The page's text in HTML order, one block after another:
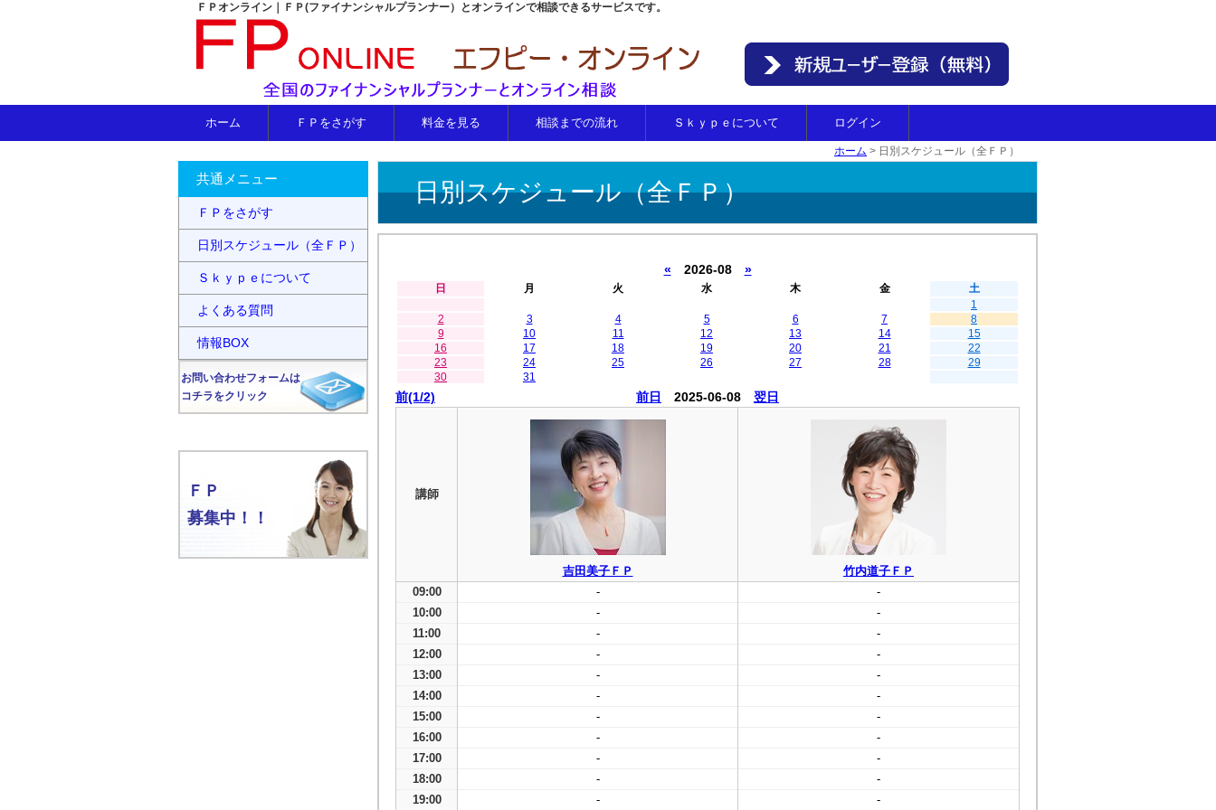
ＦＰオンライン｜ＦＰ(ファイナンシャルプランナー）とオンラインで相談できるサービスです。
ホーム ＦＰをさがす 料金を見る 相談までの流れ Ｓｋｙｐｅについて ログイン
ホーム > 日別スケジュール（全ＦＰ）
日別スケジュール（全ＦＰ）
« 2026-08 »
日 月 火 水 木 金
土
1
2
3 4 5 6 7
8
9
10 11 12 13 14
15
16
17 18 19 20 21
22
23
24 25 26 27 28
29
30
31
前(1/2) 前日 2025-06-08 翌日
講師
吉田美子ＦＰ
竹内道子ＦＰ
09:00
-
-
10:00
-
-
11:00
-
-
12:00
-
-
13:00
-
-
14:00
-
-
15:00
-
-
16:00
-
-
17:00
-
-
18:00
-
-
19:00
- -
共通メニュー
ＦＰをさがす
日別スケジュール（全ＦＰ）
Ｓｋｙｐｅについて
よくある質問
情報BOX
お問い合わせフォームは
コチラをクリック
ＦＰ
募集中！！